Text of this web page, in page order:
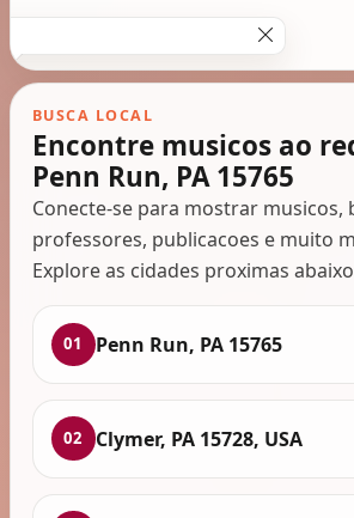
BUSCA LOCAL
Encontre musicos ao
Penn Run, PA 15765
Conecte-se para mostrar musicos,
professores, publicacoes e muito
Explore as cidades proximas
01 Penn Run, PA 15765
02 Clymer, PA 15728, USA